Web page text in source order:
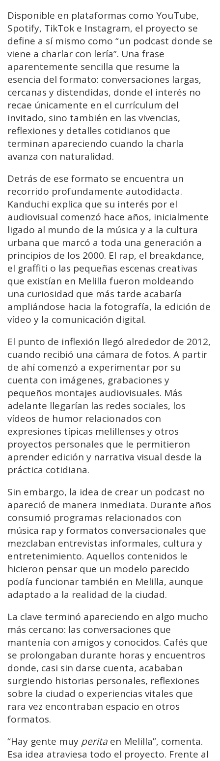
Disponible en plataformas como YouTube,
Spotify, TikTok e Instagram, el proyecto se
define a sí mismo como “un podcast donde se
viene a charlar con lería”. Una frase
aparentemente sencilla que resume la
esencia del formato: conversaciones largas,
cercanas y distendidas, donde el interés no
recae únicamente en el currículum del
invitado, sino también en las vivencias,
reflexiones y detalles cotidianos que
terminan apareciendo cuando la charla
avanza con naturalidad.
Detrás de ese formato se encuentra un
recorrido profundamente autodidacta.
Kanduchi explica que su interés por el
audiovisual comenzó hace años, inicialmente
ligado al mundo de la música y a la cultura
urbana que marcó a toda una generación a
principios de los 2000. El rap, el breakdance,
el graffiti o las pequeñas escenas creativas
que existían en Melilla fueron moldeando
una curiosidad que más tarde acabaría
ampliándose hacia la fotografía, la edición de
vídeo y la comunicación digital.
El punto de inflexión llegó alrededor de 2012,
cuando recibió una cámara de fotos. A partir
de ahí comenzó a experimentar por su
cuenta con imágenes, grabaciones y
pequeños montajes audiovisuales. Más
adelante llegarían las redes sociales, los
vídeos de humor relacionados con
expresiones típicas melillenses y otros
proyectos personales que le permitieron
aprender edición y narrativa visual desde la
práctica cotidiana.
Sin embargo, la idea de crear un podcast no
apareció de manera inmediata. Durante años
consumió programas relacionados con
música rap y formatos conversacionales que
mezclaban entrevistas informales, cultura y
entretenimiento. Aquellos contenidos le
hicieron pensar que un modelo parecido
podía funcionar también en Melilla, aunque
adaptado a la realidad de la ciudad.
La clave terminó apareciendo en algo mucho
más cercano: las conversaciones que
mantenía con amigos y conocidos. Cafés que
se prolongaban durante horas y encuentros
donde, casi sin darse cuenta, acababan
surgiendo historias personales, reflexiones
sobre la ciudad o experiencias vitales que
rara vez encontraban espacio en otros
formatos.
“Hay gente muy perita en Melilla”, comenta.
Esa idea atraviesa todo el proyecto. Frente al